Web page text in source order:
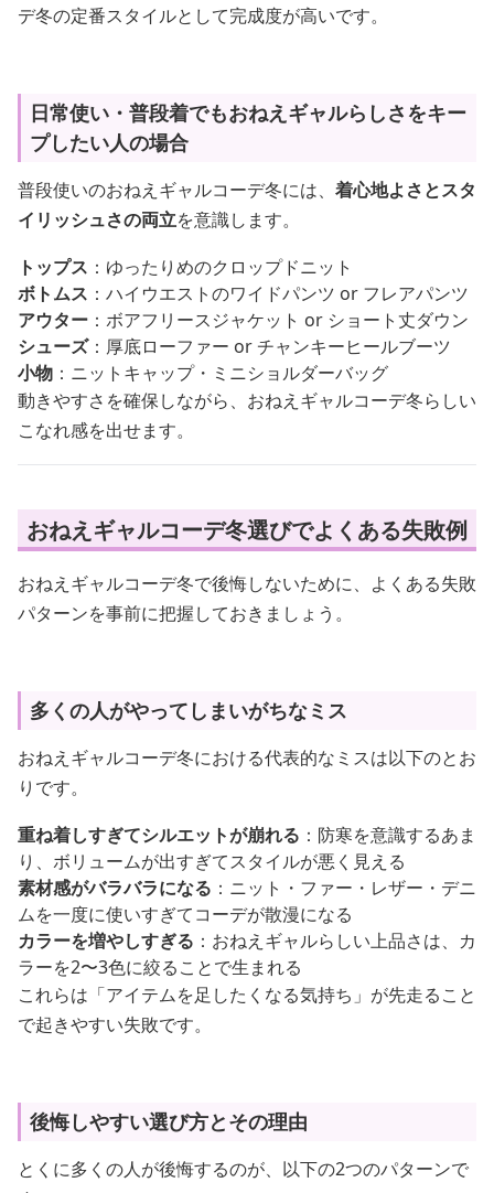
デ冬の定番スタイルとして完成度が高いです。
日常使い・普段着でもおねえギャルらしさをキー
プしたい人の場合
普段使いのおねえギャルコーデ冬には、 着心地よさとスタ
イリッシュさの両立を意識します。
トップス ：ゆったりめのクロップドニット
ボトムス ：ハイウエストのワイドパンツ or フレアパンツ
アウター ：ボアフリースジャケット or ショート丈ダウン
シューズ：厚底ローファー or チャンキーヒールブーツ
小物 ：ニットキャップ・ミニショルダーバッグ
動きやすさを確保しながら、おねえギャルコーデ冬らしい
こなれ感を出せます。
おねえギャルコーデ冬選びでよくある失敗例
おねえギャルコーデ冬で後悔しないために、よくある失敗
パターンを事前に把握しておきましょう。
多くの人がやってしまいがちなミス
おねえギャルコーデ冬における代表的なミスは以下のとお
りです。
重ね着しすぎてシルエットが崩れる ：防寒を意識するあま
り、ボリュームが出すぎてスタイルが悪く見える
素材感がバラバラになる ：ニット・ファー・レザー・デニ
ムを一度に使いすぎてコーデが散漫になる
カラーを増やしすぎる ：おねえギャルらしい上品さは、カ
ラーを2〜3色に絞ることで生まれる
これらは「アイテムを足したくなる気持ち」が先走ること
で起きやすい失敗です。
後悔しやすい選び方とその理由
とくに多くの人が後悔するのが、以下の2つのパターンで